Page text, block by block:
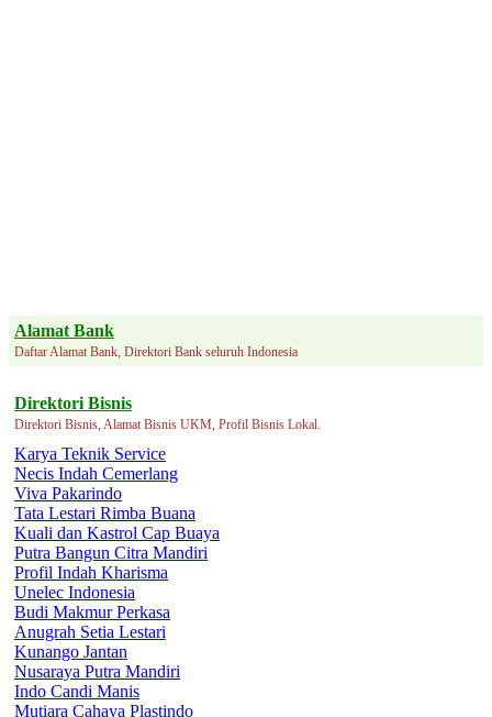
Alamat Bank
Daftar Alamat Bank, Direktori Bank seluruh Indonesia
Direktori Bisnis
Direktori Bisnis, Alamat Bisnis UKM, Profil Bisnis Lokal.
Karya Teknik Service
Necis Indah Cemerlang
Viva Pakarindo
Tata Lestari Rimba Buana
Kuali dan Kastrol Cap Buaya
Putra Bangun Citra Mandiri
Profil Indah Kharisma
Unelec Indonesia
Budi Makmur Perkasa
Anugrah Setia Lestari
Kunango Jantan
Nusaraya Putra Mandiri
Indo Candi Manis
Mutiara Cahaya Plastindo